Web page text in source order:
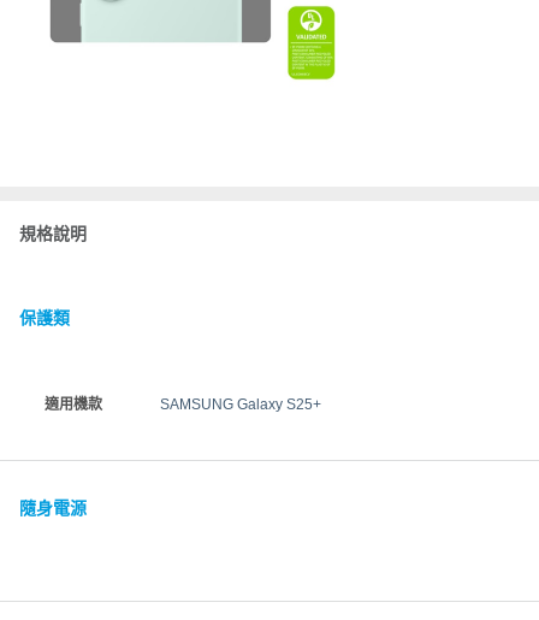
規格說明
保護類
適用機款 SAMSUNG Galaxy S25+
隨身電源